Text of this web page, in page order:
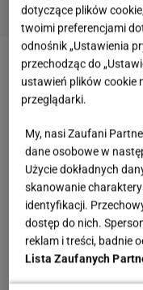
Daktyle w diecie -
kaflowych.
używa się
procesu zmniejsza
reakcji
niszczy niektóre
foliowy. Dlatego
zastąpić świeżych,
dotyczące plików
twoimi preferencjami
odnośnik „Ustawienia
przechodząc do
ustawień plików cookie
przeglądarki.
My, nasi Zaufani
dane osobowe w
Użycie dokładnych
skanowanie
identyfikacji.
dostęp do nich.
reklam i treści, badnie
Lista Zaufanych